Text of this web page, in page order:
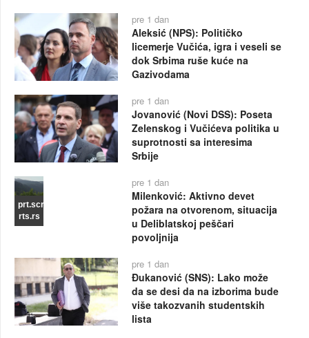
pre 1 dan
Aleksić (NPS): Političko
licemerje Vučića, igra i veseli se
dok Srbima ruše kuće na
Gazivodama
pre 1 dan
Jovanović (Novi DSS): Poseta
Zelenskog i Vučićeva politika u
suprotnosti sa interesima
Srbije
prt.scr
rts.rs
pre 1 dan
Milenković: Aktivno devet
požara na otvorenom, situacija
u Deliblatskoj peščari
povoljnija
pre 1 dan
Đukanović (SNS): Lako može
da se desi da na izborima bude
više takozvanih studentskih
lista